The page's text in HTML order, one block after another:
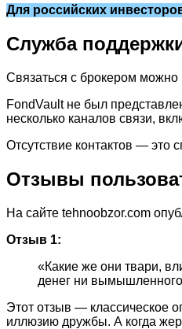
Для российских
Служба
Связаться с брокером можно
FondVault не был
несколько каналов связи,
Отсутствие контактов — это
Отзывы
На сайте tehnoobzor.com
Отзыв 1:
«Какие же они твари,
денег ни
Этот отзыв — классическое
иллюзию дружбы. А когда